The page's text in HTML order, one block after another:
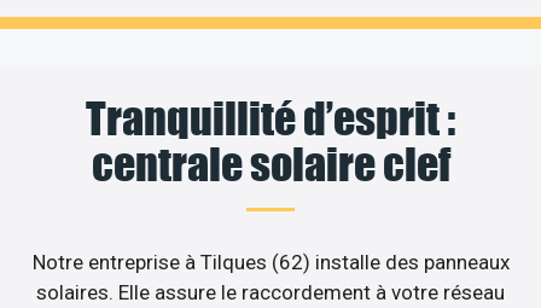
Tranquillité d’esprit :
centrale solaire clef
Notre entreprise à Tilques (62) installe des panneaux
solaires. Elle assure le raccordement à votre réseau